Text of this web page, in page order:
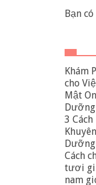
Bạn
Khám
cho
Mật
3
Dưỡng
Cách
tươi
nam